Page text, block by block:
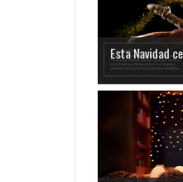
Esta Navidad